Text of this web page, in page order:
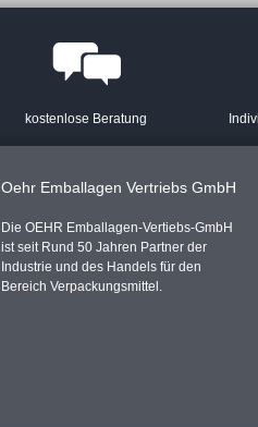
kostenlose Beratung
Oehr Emballagen Vertriebs GmbH
Die OEHR Emballagen-Vertiebs-GmbH
ist seit Rund 50 Jahren Partner der
Industrie und des Handels für den
Bereich Verpackungsmittel.